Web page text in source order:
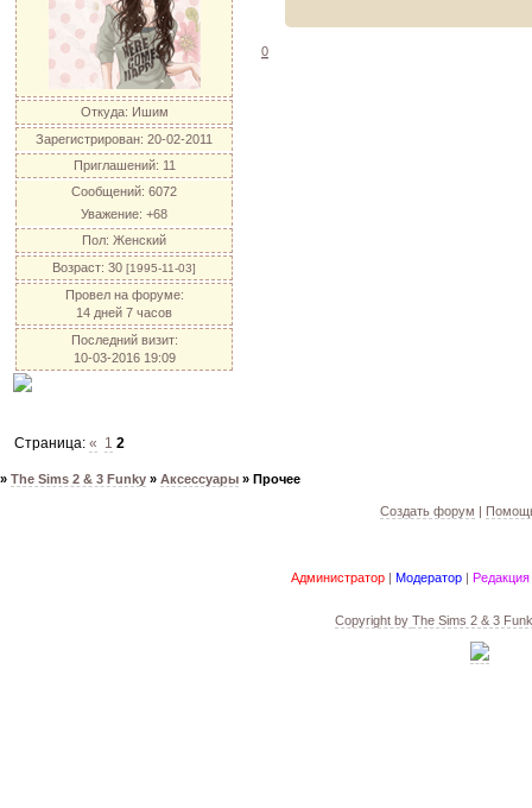
Откуда: Ишим
Зарегистрирован: 20-02-2011
Приглашений: 11
Сообщений: 6072
Уважение: +68
Пол: Женский
Возраст: 30 [1995-11-03]
Провел на форуме:
14 дней 7 часов
Последний визит:
10-03-2016 19:09
0
Страница:« 1 2
» The Sims 2 & 3 Funky » Аксессуары » Прочее
Создать форум |
Администратор | Модератор | Редакция
Copyright by The Sims 2 & 3